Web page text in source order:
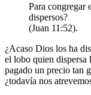
Para congregar
dispersos?
(Juan 11:52).
¿Acaso Dios los ha
el lobo quien dispersa
pagado un precio tan
¿todavía nos